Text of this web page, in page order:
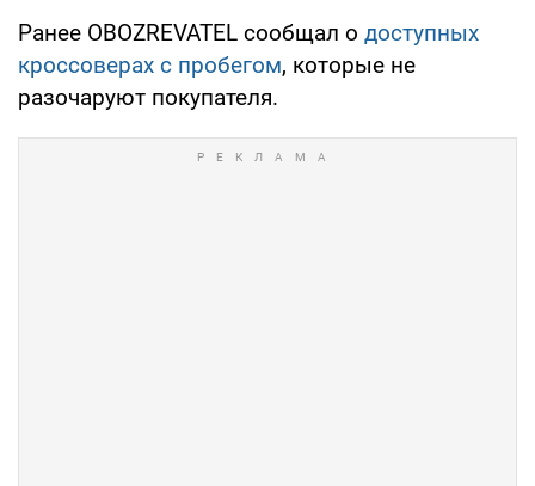
Ранее OBOZREVATEL сообщал о доступных
кроссоверах с пробегом, которые не
разочаруют покупателя.